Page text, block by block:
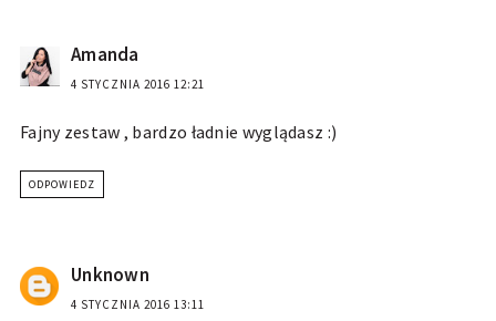
Amanda
4 STYCZNIA 2016 12:21
Fajny zestaw , bardzo ładnie wyglądasz :)
ODPOWIEDZ
Unknown
4 STYCZNIA 2016 13:11